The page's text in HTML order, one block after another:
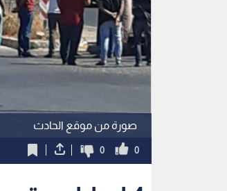
صورة من موقع الحادث
0
0